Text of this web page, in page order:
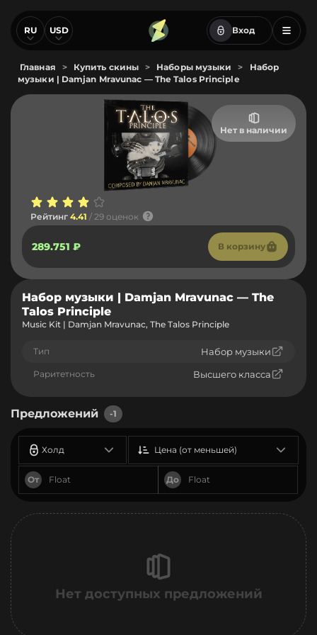
RU USD Вход
Главная > Купить скины > Наборы музыки >
Набор
музыки | Damjan Mravunac — The Talos Principle
Нет в наличии
Рейтинг 4.41 / 29 оценок
289.751 ₽ В корзину
Набор музыки | Damjan Mravunac — The
Talos Principle
Music Kit | Damjan Mravunac, The Talos Principle
Тип Набор музыки
Раритетность Высшего класса
Предложений -1
Холд
От До
Цена (от меньшей)
Нет доступных предложений